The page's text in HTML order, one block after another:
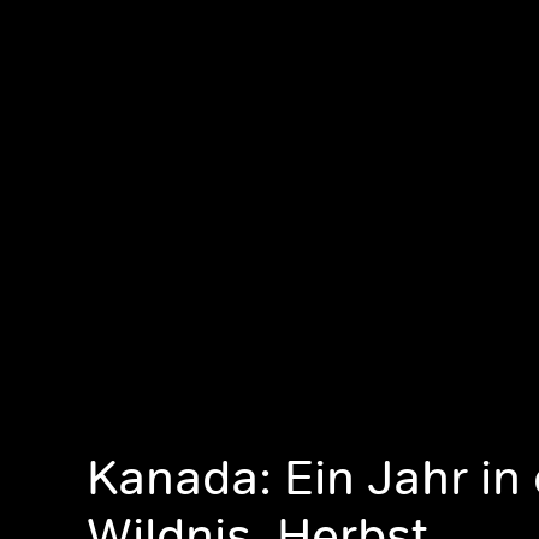
Kanada: Ein Jahr in